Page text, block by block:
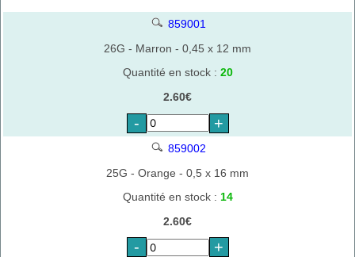
859001
26G - Marron - 0,45 x 12 mm
Quantité en stock : 20
2.60€
- +
859002
25G - Orange - 0,5 x 16 mm
Quantité en stock : 14
2.60€
- +